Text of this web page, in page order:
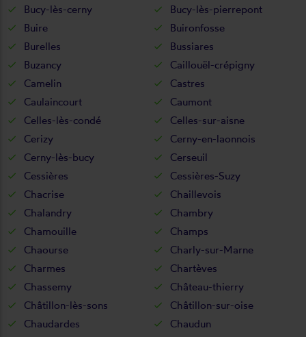
Bucy-lès-cerny
Bucy-lès-pierrepont
Buire
Buironfosse
Burelles
Bussiares
Buzancy
Caillouël-crépigny
Camelin
Castres
Caulaincourt
Caumont
Celles-lès-condé
Celles-sur-aisne
Cerizy
Cerny-en-laonnois
Cerny-lès-bucy
Cerseuil
Cessières
Cessières-Suzy
Chacrise
Chaillevois
Chalandry
Chambry
Chamouille
Champs
Chaourse
Charly-sur-Marne
Charmes
Chartèves
Chassemy
Château-thierry
Châtillon-lès-sons
Châtillon-sur-oise
Chaudardes
Chaudun